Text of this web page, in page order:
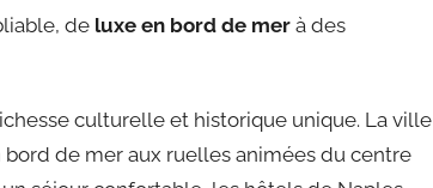
de luxe en bord de mer à des
culturelle et historique unique. La ville
de mer aux ruelles animées du centre